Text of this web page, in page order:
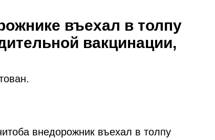
въехал в толпу
вакцинации,
внедорожник въехал в толпу